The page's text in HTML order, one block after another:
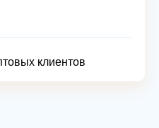
клиентов